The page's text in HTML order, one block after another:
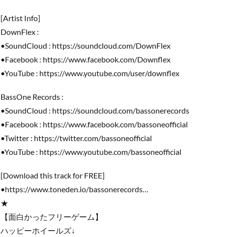
[Artist Info]
DownFlex :
•SoundCloud : https://soundcloud.com/DownFlex
•Facebook : https://www.facebook.com/Downflex
•YouTube : https://www.youtube.com/user/downflex
BassOne Records :
•SoundCloud : https://soundcloud.com/bassonerecords
•Facebook : https://www.facebook.com/bassoneofficial
•Twitter : https://twitter.com/bassoneofficial
•YouTube : https://www.youtube.com/bassoneofficial
[Download this track for FREE]
•https://www.toneden.io/bassonerecords…
★
【面白かったフリーゲーム】
ハッピーホイールズ↓